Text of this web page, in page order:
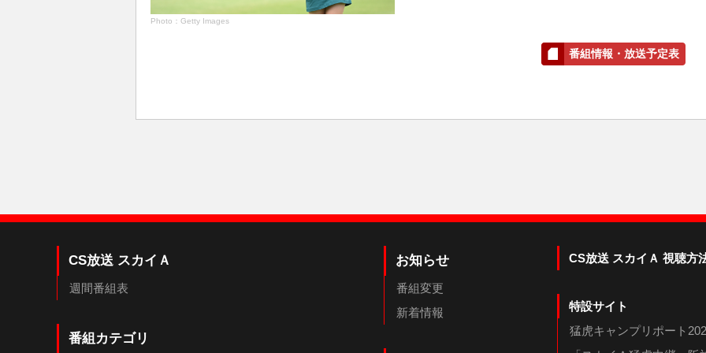
Photo：Getty Images
番組情報・放送予定表
CS放送 スカイＡ
週間番組表
番組カテゴリ
お知らせ
番組変更
新着情報
CS放送 スカイＡ 視聴方
特設サイト
猛虎キャンプリポート